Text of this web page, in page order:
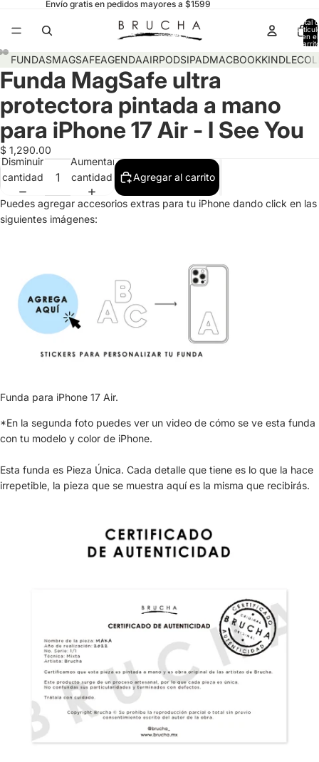
Envío gratis en pedidos mayores a $1599
Total
en el
FUNDASMAGSAFEAGENDAAIRPODSIPADMACBOOKKINDLE
Funda MagSafe ultra
protectora pintada a mano
para iPhone 17 Air - I See You
$ 1,290.00
Disminuir
cantidad
Aumentar
cantidad
Agregar al carrito
Puedes agregar accesorios extras para tu iPhone dando click en las
siguientes imágenes:
Funda para iPhone 17 Air.
*En la segunda foto puedes ver un video de cómo se ve esta funda
con tu modelo y color de iPhone.
Esta funda es Pieza Única. Cada detalle que tiene es lo que la hace
irrepetible, la pieza que se muestra aquí es la misma que recibirás.